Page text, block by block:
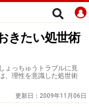
きたい処世術
ょっちゅうトラブルに見
、理性を意識した処世術
更新日： 2009年11月06日